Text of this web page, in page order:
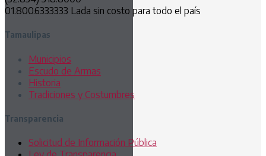
01.800.6333333 Lada sin costo para todo el país
Tamaulipas
Municipios
Escudo de Armas
Historia
Tradiciones y Costumbres
Transparencia
Solicitud de Información Pública